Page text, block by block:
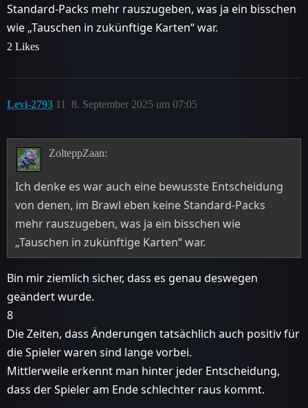
Standard-Packs mehr rauszugeben, was ja ein bisschen
wie „Tauschen in zukünftige Karten“ war.
2 Likes
Levi-2793 8. September 2025 um 07:05
11
ZolteppZaan:
Ich denke es war auch eine bewusste Entscheidung
von denen, im Brawl eben keine Standard-Packs
mehr rauszugeben, was ja ein bisschen wie
„Tauschen in zukünftige Karten“ war.
Bin mir ziemlich sicher, dass es genau deswegen
geändert wurde.
8
Die Zeiten, dass Änderungen tatsächlich auch positiv für
die Spieler waren sind lange vorbei.
Mittlerweile erkennt man hinter jeder Entscheidung,
dass der Spieler am Ende schlechter raus kommt.